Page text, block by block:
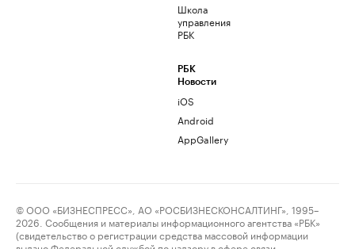
Школа
управления
РБК
РБК
Новости
iOS
Android
AppGallery
© ООО «БИЗНЕСПРЕСС», АО «РОСБИЗНЕСКОНСАЛТИНГ», 1995–
2026. Сообщения и материалы информационного агентства «РБК»
(свидетельство о регистрации средства массовой информации